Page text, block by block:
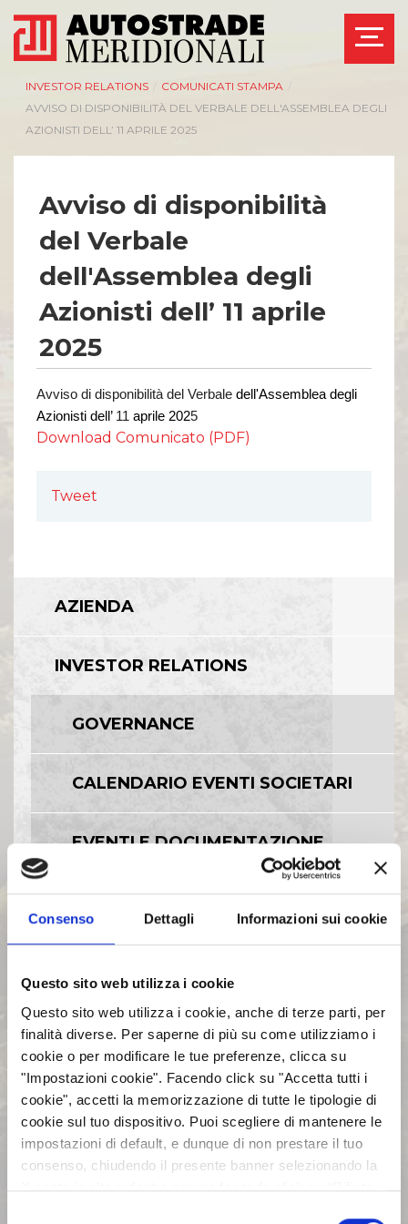
Consenso Dettagli Informazioni sui cookie
Questo sito web utilizza i cookie
Questo sito web utilizza i cookie, anche di terze parti, per
finalità diverse. Per saperne di più su come utilizziamo i
cookie o per modificare le tue preferenze, clicca su
"Impostazioni cookie". Facendo click su "Accetta tutti i
cookie", accetti la memorizzazione di tutte le tipologie di
cookie sul tuo dispositivo. Puoi scegliere di mantenere le
impostazioni di default, e dunque di non prestare il tuo
consenso, chiudendo il presente banner selezionando la
X posta in alto a destra oppure facendo click su “Rifiuta
INVESTOR RELATIONS COMUNICATI STAMPA
AVVISO DI DISPONIBILITÀ DEL VERBALE DELL'ASSEMBLEA DEGLI
AZIONISTI DELL’ 11 APRILE 2025
Avviso di disponibilità
del Verbale
dell'Assemblea degli
Azionisti dell’ 11 aprile
2025
Avviso di disponibilità del Verbale dell'Assemblea degli
Azionisti dell’ 11 aprile 2025
Download Comunicato (PDF)
Tweet
AZIENDA
INVESTOR RELATIONS
GOVERNANCE
CALENDARIO EVENTI SOCIETARI
EVENTI E DOCUMENTAZIONE
BILANCI E RELAZIONI
INTERMEDIE
ASSEMBLEE
COMUNICATI STAMPA
ARCHIVIO 2017